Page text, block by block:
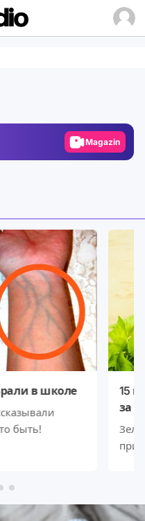
Video
в школе
быть!
15
за
они